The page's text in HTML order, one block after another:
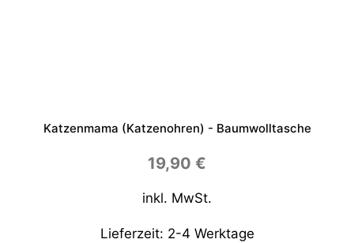
Katzenmama (Katzenohren) - Baumwolltasche
19,90 €
inkl. MwSt.
Lieferzeit: 2-4 Werktage